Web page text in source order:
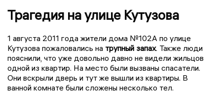
Трагедия на улице Кутузова
1 августа 2011 года жители дома №102А по улице
Кутузова пожаловались на трупный запах. Также люди
пояснили, что уже довольно давно не видели жильцов
одной из квартир. На место были вызваны спасатели.
Они вскрыли дверь и тут же вышли из квартиры. В
ванной комнате были сложены несколько тел.